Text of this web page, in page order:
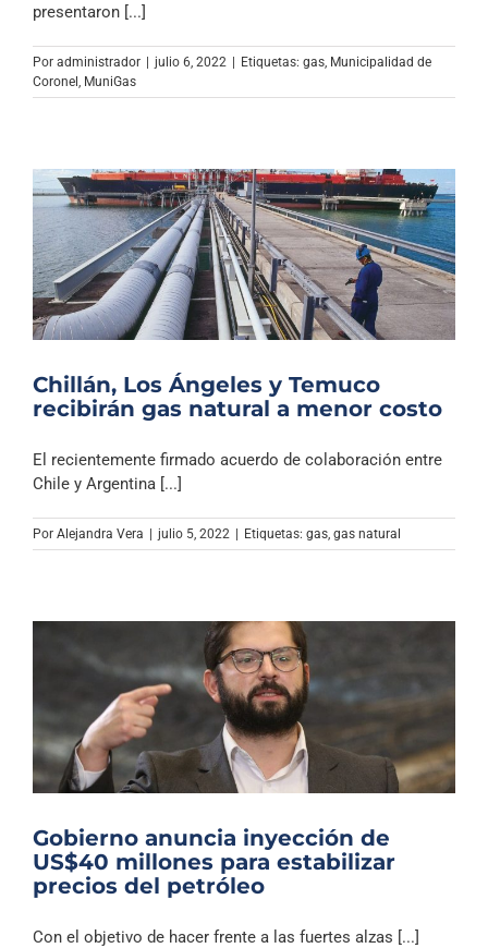
presentaron [...]
Por administrador | julio 6, 2022 | Etiquetas: gas Municipalidad de
Coronel MuniGas
Chillán, Los Ángeles y Temuco
recibirán gas natural a menor costo
El recientemente firmado acuerdo de colaboración entre
Chile y Argentina [...]
Por Alejandra Vera julio 5, 2022 Etiquetas: gas, gas natural
Gobierno anuncia inyección de
US$40 millones para estabilizar
precios del petróleo
Con el objetivo de hacer frente a las fuertes alzas [...]